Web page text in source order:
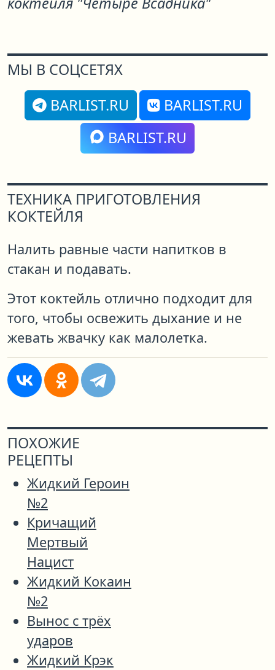
МЫ В СОЦСЕТЯХ
BARLIST.RU
BARLIST.RU
BARLIST.RU
ТЕХНИКА ПРИГОТОВЛЕНИЯ
КОКТЕЙЛЯ
Налить равные части напитков в
стакан и подавать.
Этот коктейль отлично подходит для
того, чтобы освежить дыхание и не
жевать жвачку как малолетка.
ПОХОЖИЕ
РЕЦЕПТЫ
Жидкий Героин
№2
Кричащий
Мертвый
Нацист
Жидкий Кокаин
№2
Вынос с трёх
ударов
Жидкий Крэк